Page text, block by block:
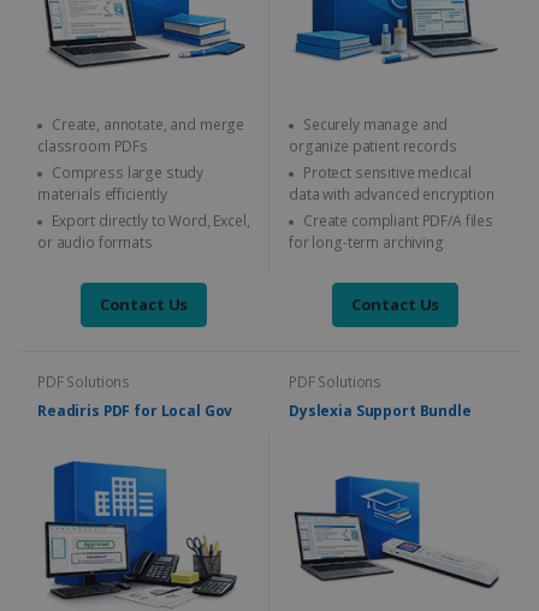
Create, annotate, and merge
classroom PDFs
Compress large study
materials efficiently
Export directly to Word, Excel,
or audio formats
Contact Us
Securely manage and
organize patient records
Protect sensitive medical
data with advanced encryption
Create compliant PDF/A files
for long-term archiving
Contact Us
PDF Solutions
Readiris PDF for Local Gov
PDF Solutions
Dyslexia Support Bundle